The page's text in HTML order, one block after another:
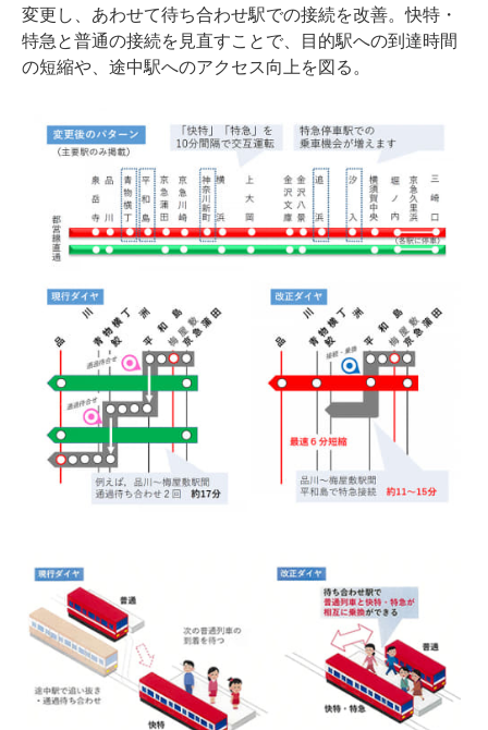
変更し、あわせて待ち合わせ駅での接続を改善。快特・
特急と普通の接続を見直すことで、目的駅への到達時間
の短縮や、途中駅へのアクセス向上を図る。